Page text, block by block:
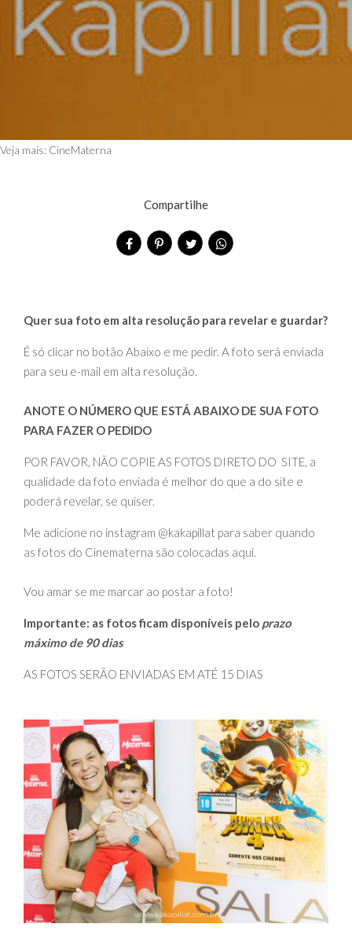
Veja mais: CineMaterna
Compartilhe
Quer sua foto em alta resolução para revelar e guardar?
É só clicar no botão Abaixo e me pedir. A foto será enviada
para seu e-mail em alta resolução.
ANOTE O NÚMERO QUE ESTÁ ABAIXO DE SUA FOTO
PARA FAZER O PEDIDO
POR FAVOR, NÃO COPIE AS FOTOS DIRETO DO SITE, a
qualidade da foto enviada é melhor do que a do site e
poderá revelar, se quiser.
Me adicione no instagram @kakapillat para saber quando
as fotos do Cinematerna são colocadas aqui.
Vou amar se me marcar ao postar a foto!
Importante: as fotos ficam disponíveis pelo prazo
máximo de 90 dias
AS FOTOS SERÃO ENVIADAS EM ATÉ 15 DIAS